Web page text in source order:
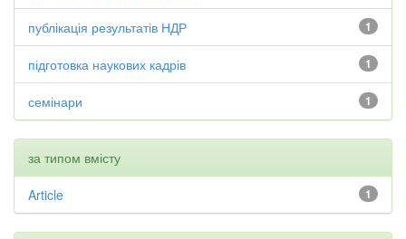
1
публікація результатів НДР
1
підготовка наукових кадрів
1
семінари
за типом вмісту
1
Article